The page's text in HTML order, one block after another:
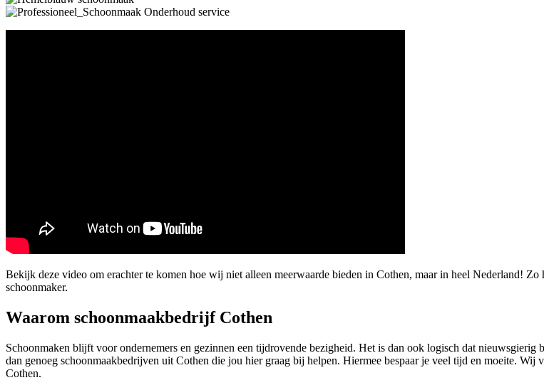
Bekijk deze video om erachter te komen hoe wij niet alleen meerwaarde bieden in Cothen, maar in heel Nederland!
schoonmaker.
Waarom schoonmaakbedrijf Cothen
Schoonmaken blijft voor ondernemers en gezinnen een tijdrovende bezigheid. Het is dan ook logisch dat
dan genoeg schoonmaakbedrijven uit Cothen die jou hier graag bij helpen. Hiermee bespaar je veel tijd en moeite.
Cothen.